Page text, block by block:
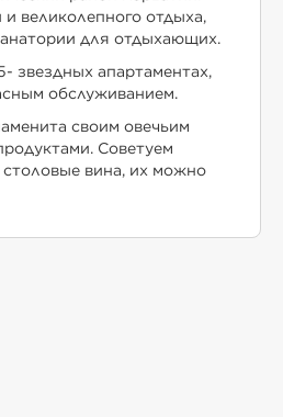
великолепного отдыха,
для отдыхающих.
звездных апартаментах,
обслуживанием.
своим овечьим
Советуем
столовые вина, их можно